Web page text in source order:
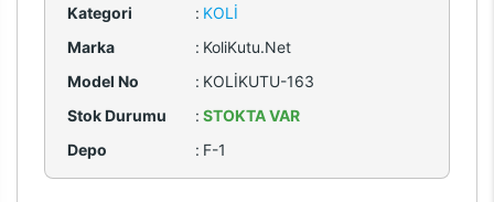
Kategori : KOLI
Marka
: KoliKutu.Net
Model No
: KOLİKUTU-163
Stok Durumu
: STOKTA VAR
Depo
: F-1